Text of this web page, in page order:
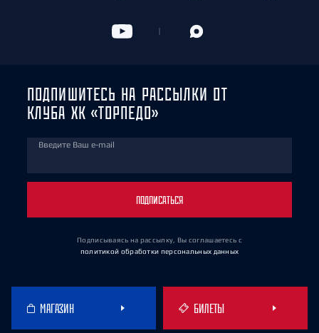
ПОДПИШИТЕСЬ НА РАССЫЛКИ ОТ
КЛУБА ХК «ТОРПЕДО»
Введите Ваш e-mail
ПОДПИСАТЬСЯ
Подписываясь на рассылку, Вы соглашаетесь с
политикой обработки персональных данных
МАГАЗИН БИЛЕТЫ